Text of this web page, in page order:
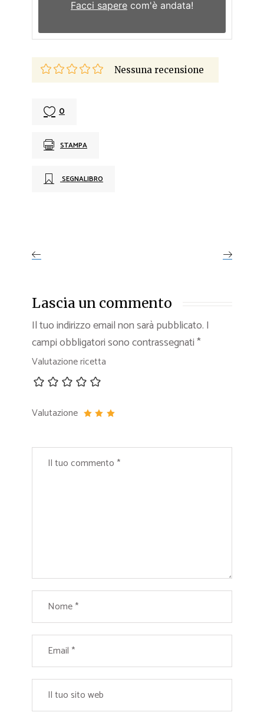
Facci sapere com'è andata!
Nessuna recensione
0
STAMPA
SEGNALIBRO
Lascia un commento
Il tuo indirizzo email non sarà pubblicato. I
campi obbligatori sono contrassegnati*
Valutazione ricetta
Valutazione